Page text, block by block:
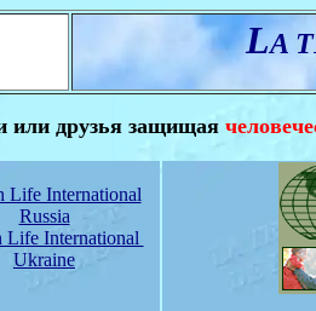
LA
или друзья защищая
Life International
Russia
Life International
Ukraine